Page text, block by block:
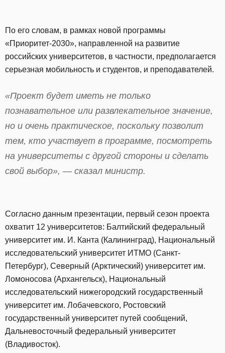
По его словам, в рамках новой программы
«Приоритет-2030», направленной на развитие
российских университетов, в частности, предполагается
серьезная мобильность и студентов, и преподавателей.
«Проект будет иметь не только
познавательное или развлекательное значение,
но и очень практическое, поскольку позволит
тем, кто участвует в программе, посмотреть
на университеты с другой стороны и сделать
свой выбор», — сказал министр.
Согласно данным презентации, первый сезон проекта
охватит 12 университетов: Балтийский федеральный
университет им. И. Канта (Калининград), Национальный
исследовательский университет ИТМО (Санкт-
Петербург), Северный (Арктический) университет им.
Ломоносова (Архангельск), Национальный
исследовательский нижегородский государственный
университет им. Лобачевского, Ростовский
государственный университет путей сообщений,
Дальневосточный федеральный университет
(Владивосток).